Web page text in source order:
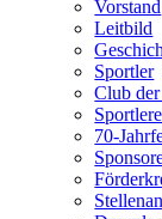
Vorstand
Leitbild
Sportler
Club
70-